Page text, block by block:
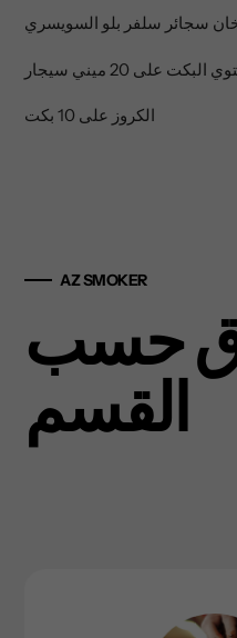
إلى
عربة
التسوق
الخاصة
سجائر سلفر بلو السويسري
البكت على 20 ميني سيجار
الكروز على 10 بكت
AZ SMOKER
حسب
القسم